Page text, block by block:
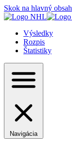
Skok na hlavný obsah
Výsledky
Rozpis
Štatistiky
Navigácia